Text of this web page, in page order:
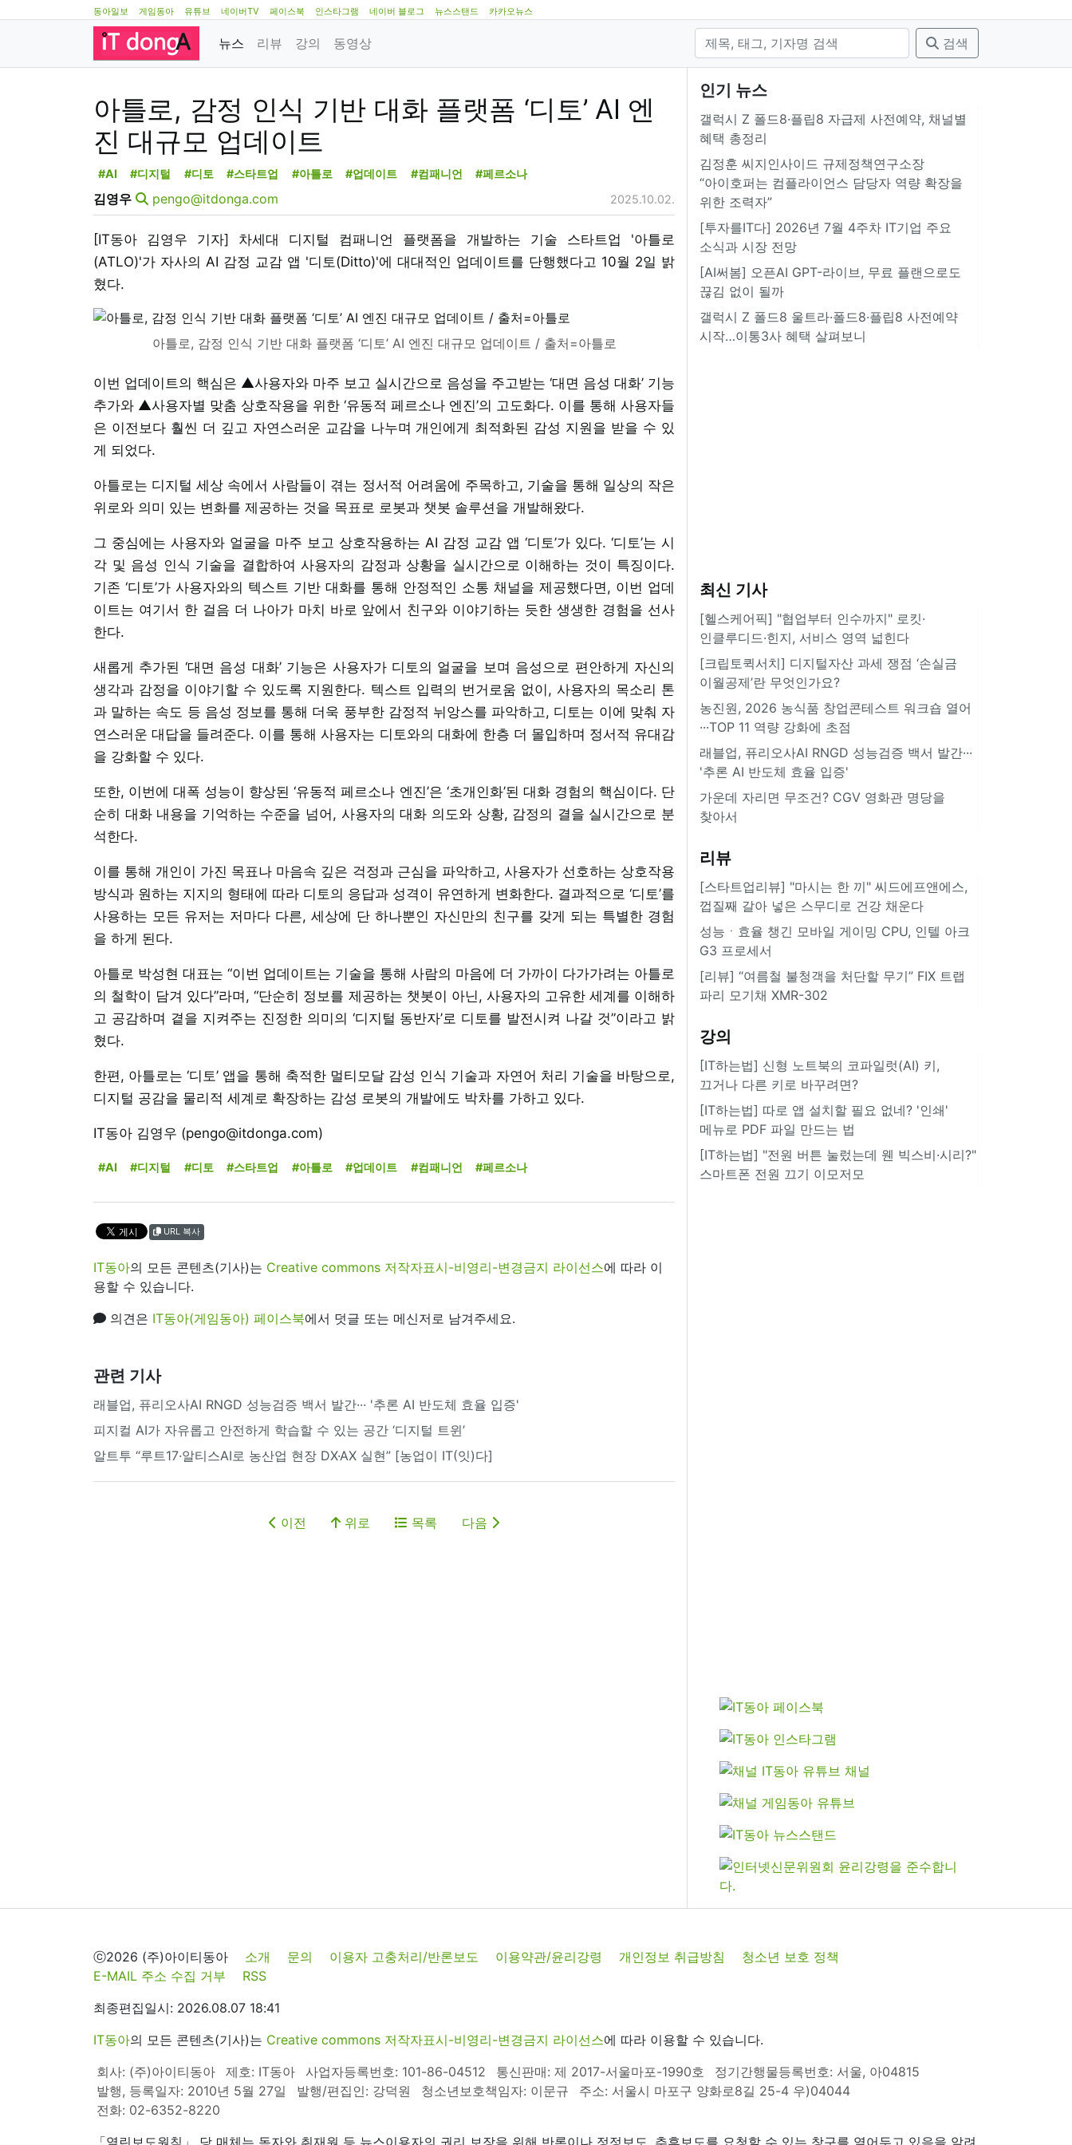
동아일보 게임동아 유튜브 네이버TV 페이스북 인스타그램 네이버 블로그 뉴스스탠드 카카오뉴스
뉴스 리뷰 강의 동영상 검색
아틀로, 감정 인식 기반 대화 플랫폼 ‘디토’ AI 엔
진 대규모 업데이트
#AI #디지털 #디토 #스타트업 #아틀로 #업데이트 #컴패니언 #페르소나
김영우 pengo@itdonga.com 2025.10.02.
[IT동아 김영우 기자] 차세대 디지털 컴패니언 플랫폼을 개발하는 기술 스타트업 '아틀로
(ATLO)'가 자사의 AI 감정 교감 앱 '디토(Ditto)'에 대대적인 업데이트를 단행했다고 10월 2일 밝
혔다.
아틀로, 감정 인식 기반 대화 플랫폼 ‘디토’ AI 엔진 대규모 업데이트 / 출처=아틀로
이번 업데이트의 핵심은 ▲사용자와 마주 보고 실시간으로 음성을 주고받는 ‘대면 음성 대화’ 기능
추가와 ▲사용자별 맞춤 상호작용을 위한 ‘유동적 페르소나 엔진’의 고도화다. 이를 통해 사용자들
은 이전보다 훨씬 더 깊고 자연스러운 교감을 나누며 개인에게 최적화된 감성 지원을 받을 수 있
게 되었다.
아틀로는 디지털 세상 속에서 사람들이 겪는 정서적 어려움에 주목하고, 기술을 통해 일상의 작은
위로와 의미 있는 변화를 제공하는 것을 목표로 로봇과 챗봇 솔루션을 개발해왔다.
그 중심에는 사용자와 얼굴을 마주 보고 상호작용하는 AI 감정 교감 앱 ‘디토’가 있다. ‘디토’는 시
각 및 음성 인식 기술을 결합하여 사용자의 감정과 상황을 실시간으로 이해하는 것이 특징이다.
기존 ‘디토’가 사용자와의 텍스트 기반 대화를 통해 안정적인 소통 채널을 제공했다면, 이번 업데
이트는 여기서 한 걸음 더 나아가 마치 바로 앞에서 친구와 이야기하는 듯한 생생한 경험을 선사
한다.
새롭게 추가된 ‘대면 음성 대화’ 기능은 사용자가 디토의 얼굴을 보며 음성으로 편안하게 자신의
생각과 감정을 이야기할 수 있도록 지원한다. 텍스트 입력의 번거로움 없이, 사용자의 목소리 톤
과 말하는 속도 등 음성 정보를 통해 더욱 풍부한 감정적 뉘앙스를 파악하고, 디토는 이에 맞춰 자
연스러운 대답을 들려준다. 이를 통해 사용자는 디토와의 대화에 한층 더 몰입하며 정서적 유대감
을 강화할 수 있다.
또한, 이번에 대폭 성능이 향상된 ‘유동적 페르소나 엔진’은 ‘초개인화’된 대화 경험의 핵심이다. 단
순히 대화 내용을 기억하는 수준을 넘어, 사용자의 대화 의도와 상황, 감정의 결을 실시간으로 분
석한다.
이를 통해 개인이 가진 목표나 마음속 깊은 걱정과 근심을 파악하고, 사용자가 선호하는 상호작용
방식과 원하는 지지의 형태에 따라 디토의 응답과 성격이 유연하게 변화한다. 결과적으로 ‘디토’를
사용하는 모든 유저는 저마다 다른, 세상에 단 하나뿐인 자신만의 친구를 갖게 되는 특별한 경험
을 하게 된다.
아틀로 박성현 대표는 “이번 업데이트는 기술을 통해 사람의 마음에 더 가까이 다가가려는 아틀로
의 철학이 담겨 있다”라며, “단순히 정보를 제공하는 챗봇이 아닌, 사용자의 고유한 세계를 이해하
고 공감하며 곁을 지켜주는 진정한 의미의 ‘디지털 동반자’로 디토를 발전시켜 나갈 것”이라고 밝
혔다.
한편, 아틀로는 ‘디토’ 앱을 통해 축적한 멀티모달 감성 인식 기술과 자연어 처리 기술을 바탕으로,
디지털 공감을 물리적 세계로 확장하는 감성 로봇의 개발에도 박차를 가하고 있다.
IT동아 김영우 (pengo@itdonga.com)
#AI #디지털 #디토 #스타트업 #아틀로 #업데이트 #컴패니언 #페르소나
URL 복사
IT동아의 모든 콘텐츠(기사)는 Creative commons 저작자표시-비영리-변경금지 라이선스에 따라 이
용할 수 있습니다.
의견은 IT동아(게임동아) 페이스북에서 덧글 또는 메신저로 남겨주세요.
관련 기사
래블업, 퓨리오사AI RNGD 성능검증 백서 발간··· '추론 AI 반도체 효율 입증'
피지컬 AI가 자유롭고 안전하게 학습할 수 있는 공간 ‘디지털 트윈’
알트투 “루트17·알티스AI로 농산업 현장 DX·AX 실현” [농업이 IT(잇)다]
이전 위로 목록 다음
인기 뉴스
갤럭시 Z 폴드8·플립8 자급제 사전예약, 채널별
혜택 총정리
김정훈 씨지인사이드 규제정책연구소장
“아이호퍼는 컴플라이언스 담당자 역량 확장을
위한 조력자”
[투자를IT다] 2026년 7월 4주차 IT기업 주요
소식과 시장 전망
[AI써봄] 오픈AI GPT-라이브, 무료 플랜으로도
끊김 없이 될까
갤럭시 Z 폴드8 울트라·폴드8·플립8 사전예약
시작…이통3사 혜택 살펴보니
최신 기사
[헬스케어픽] "협업부터 인수까지" 로킷·
인클루디드·힌지, 서비스 영역 넓힌다
[크립토퀵서치] 디지털자산 과세 쟁점 ‘손실금
이월공제’란 무엇인가요?
농진원, 2026 농식품 창업콘테스트 워크숍 열어
···TOP 11 역량 강화에 초점
래블업, 퓨리오사AI RNGD 성능검증 백서 발간···
'추론 AI 반도체 효율 입증'
가운데 자리면 무조건? CGV 영화관 명당을
찾아서
리뷰
[스타트업리뷰] "마시는 한 끼" 씨드에프앤에스,
껍질째 갈아 넣은 스무디로 건강 채운다
성능ㆍ효율 챙긴 모바일 게이밍 CPU, 인텔 아크
G3 프로세서
[리뷰] “여름철 불청객을 처단할 무기” FIX 트랩
파리 모기채 XMR-302
강의
[IT하는법] 신형 노트북의 코파일럿(AI) 키,
끄거나 다른 키로 바꾸려면?
[IT하는법] 따로 앱 설치할 필요 없네? '인쇄'
메뉴로 PDF 파일 만드는 법
[IT하는법] "전원 버튼 눌렀는데 웬 빅스비·시리?"
스마트폰 전원 끄기 이모저모
ⓒ2026 (주)아이티동아 소개 문의 이용자 고충처리/반론보도 이용약관/윤리강령 개인정보 취급방침
청소년 보호 정책
E-MAIL 주소 수집 거부
RSS
최종편집일시: 2026.08.07 18:41
IT동아의 모든 콘텐츠(기사)는 Creative commons 저작자표시-비영리-변경금지 라이선스에 따라 이용할 수 있습니다.
회사: (주)아이티동아
제호: IT동아 사업자등록번호: 101-86-04512 통신판매: 제 2017-서울마포-1990호
정기간행물등록번호: 서울, 아04815
발행, 등록일자: 2010년 5월 27일
발행/편집인: 강덕원 청소년보호책임자: 이문규
주소: 서울시 마포구 양화로8길 25-4 우)04044
전화: 02-6352-8220
「열린보도원칙」 당 매체는 독자와 취재원 등 뉴스이용자의 권리 보장을 위해 반론이나 정정보도, 추후보도를 요청할 수 있는 창구를 열어두고 있음을 알려